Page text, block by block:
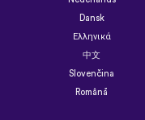
Dansk
Ελληνικά
中文
Slovenčina
Română